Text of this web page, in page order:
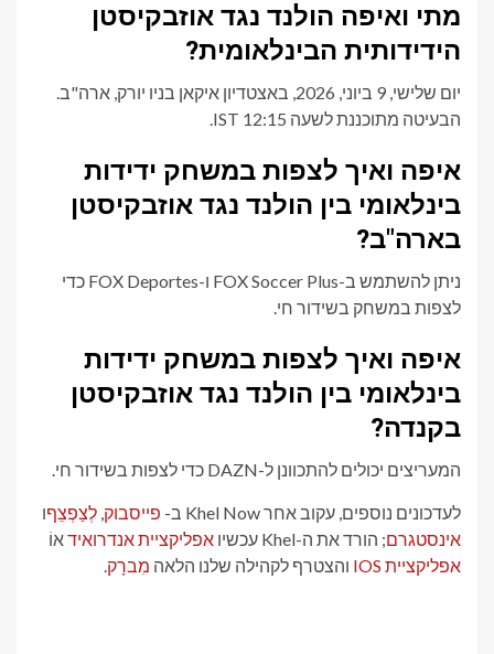
מתי ואיפה הולנד נגד אוזבקיסטן
הידידותית הבינלאומית?
יום שלישי, 9 ביוני, 2026, באצטדיון איקאן בניו יורק, ארה"ב.
הבעיטה מתוכננת לשעה 12:15 IST.
איפה ואיך לצפות במשחק ידידות
בינלאומי בין הולנד נגד אוזבקיסטן
בארה"ב?
ניתן להשתמש ב-FOX Soccer Plus ו-FOX Deportes כדי
לצפות במשחק בשידור חי.
איפה ואיך לצפות במשחק ידידות
בינלאומי בין הולנד נגד אוזבקיסטן
בקנדה?
המעריצים יכולים להתכוונן ל-DAZN כדי לצפות בשידור חי.
לעדכונים נוספים, עקוב אחר Khel Now ב- פייסבוק, לְצַפְצֵףו
אינסטגרם; הורד את ה-Khel עכשיו אפליקציית אנדרואידאוֹ
אפליקציית IOS
והצטרף לקהילה שלנו הלאה מִברָק.